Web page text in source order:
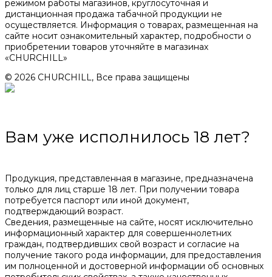
режимом работы магазинов, круглосуточная и
дистанционная продажа табачной продукции не
осуществляется. Информация о товарах, размещенная на
сайте носит ознакомительный характер, подробности о
приобретении товаров уточняйте в магазинах
«CHURCHILL»
© 2026 CHURCHILL, Все права защищены
Вам уже исполнилось 18 лет?
Продукция, представленная в магазине, предназначена
только для лиц старше 18 лет. При получении товара
потребуется паспорт или иной документ,
подтверждающий возраст.
Сведения, размещенные на сайте, носят исключительно
информационный характер для совершеннолетних
граждан, подтвердивших свой возраст и согласие на
получение такого рода информации, для предоставления
им полноценной и достоверной информации об основных